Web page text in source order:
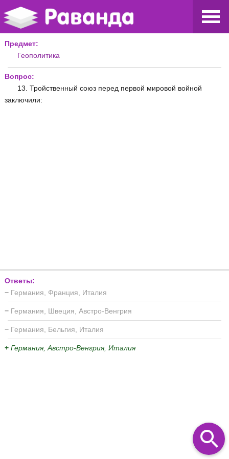
Предмет:
Геополитика
Вопрос:
13. Тройственный союз перед первой мировой войной
заключили:
Ответы:
− Германия, Франция, Италия
− Германия, Швеция, Австро-Венгрия
− Германия, Бельгия, Италия
+ Германия, Австро-Венгрия, Италия